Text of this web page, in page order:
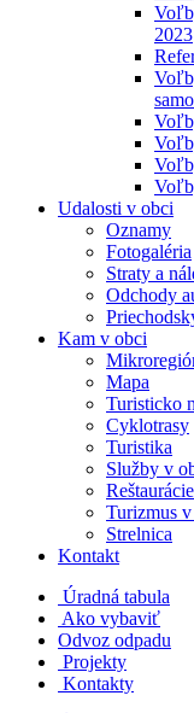
2023
Udalosti v obci
Oznamy
Fotogaléria
Straty a
Odchody
Kam v obci
Mapa
Turisticko
Cyklotrasy
Turistika
Služby v
Turizmus
Strelnica
Kontakt
Úradná tabula
Ako vybaviť
Odvoz odpadu
Projekty
Kontakty